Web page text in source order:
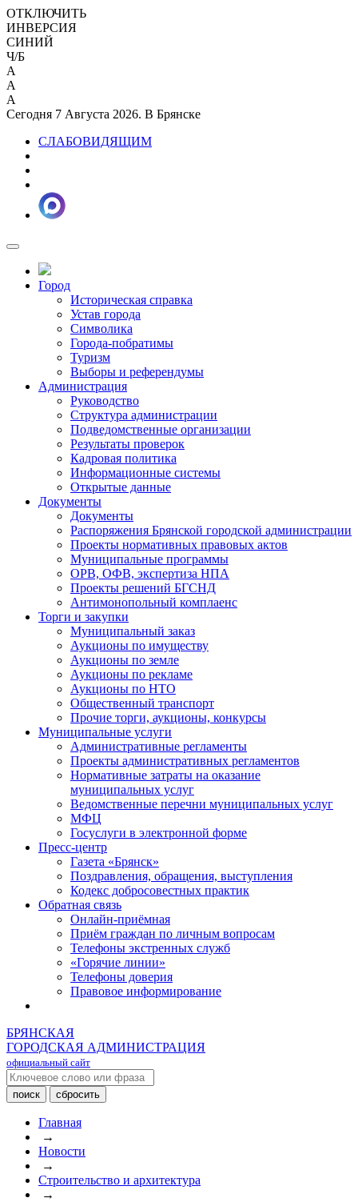
ОТКЛЮЧИТЬ
ИНВЕРСИЯ
СИНИЙ
Ч/Б
A
A
A
Сегодня 7 Августа 2026. В Брянске
СЛАБОВИДЯЩИМ
Город
Историческая справка
Устав города
Символика
Города-побратимы
Туризм
Выборы и референдумы
Администрация
Руководство
Структура администрации
Подведомственные организации
Результаты проверок
Кадровая политика
Информационные системы
Открытые данные
Документы
Документы
Распоряжения Брянской городской администрации
Проекты нормативных правовых актов
Муниципальные программы
ОРВ, ОФВ, экспертиза НПА
Проекты решений БГСНД
Антимонопольный комплаенс
Торги и закупки
Муниципальный заказ
Аукционы по имуществу
Аукционы по земле
Аукционы по рекламе
Аукционы по НТО
Общественный транспорт
Прочие торги, аукционы, конкурсы
Муниципальные услуги
Административные регламенты
Проекты административных регламентов
Нормативные затраты на оказание
муниципальных услуг
Ведомственные перечни муниципальных услуг
МФЦ
Госуслуги в электронной форме
Пресс-центр
Газета «Брянск»
Поздравления, обращения, выступления
Кодекс добросовестных практик
Обратная связь
Онлайн-приёмная
Приём граждан по личным вопросам
Телефоны экстренных служб
«Горячие линии»
Телефоны доверия
Правовое информирование
БРЯНСКАЯ
ГОРОДСКАЯ АДМИНИСТРАЦИЯ
официальный сайт
Главная
→
Новости
→
Строительство и архитектура
→